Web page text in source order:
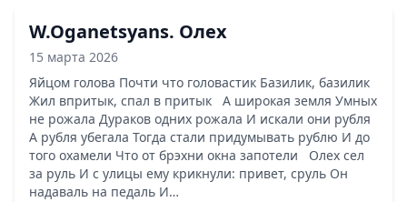
W.Oganetsyans. Олех
15 марта 2026
Яйцом голова Почти что головастик Базилик, базилик
Жил впритык, спал в притык А широкая земля Умных
не рожала Дураков одних рожала И искали они рубля
А рубля убегала Тогда стали придумывать рублю И до
того охамели Что от брэхни окна запотели Олех сел
за руль И с улицы ему крикнули: привет, сруль Он
надаваль на педаль И…